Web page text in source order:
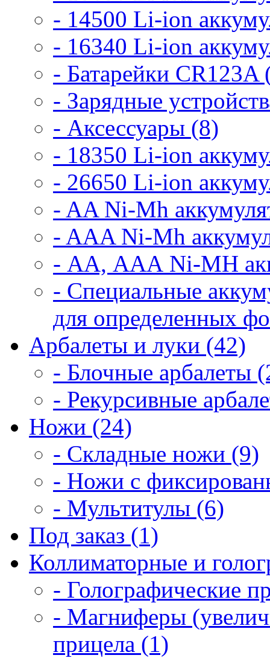
- 14500 Li-ion
- 16340 Li-ion
- Батарейки CR123A
- Зарядные
- Аксессуары (8)
- 18350 Li-ion
- 26650 Li-ion
- AA Ni-Mh
- AAA Ni-Mh
- АА, ААА Ni-MH
- Специальные
для определенных
Арбалеты и луки (42)
- Блочные арбалеты
- Рекурсивные
Ножи (24)
- Складные ножи (9)
- Ножи с
- Мультитулы (6)
Под заказ (1)
Коллиматорные и
- Голографические
- Магниферы
прицела (1)